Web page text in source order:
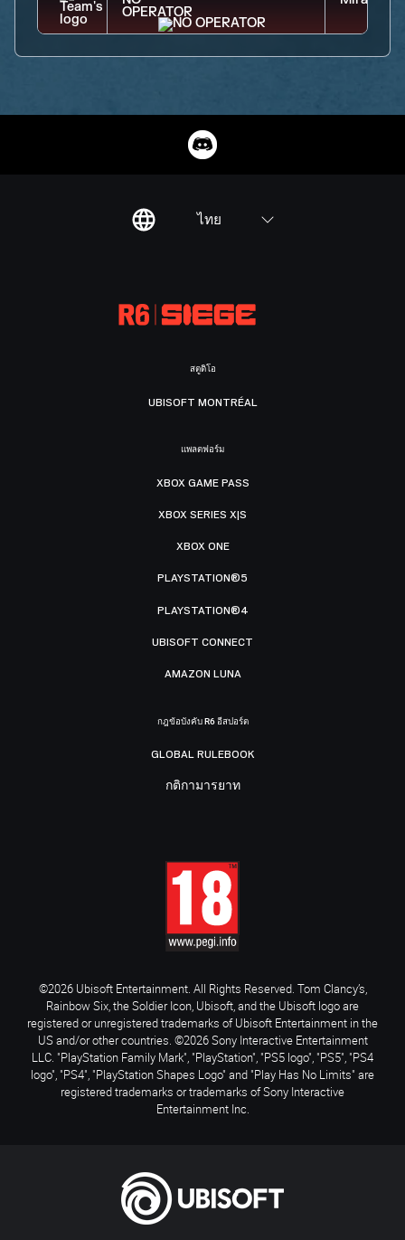
ไทย
สตูดิโอ
UBISOFT MONTRÉAL
แพลตฟอร์ม
XBOX GAME PASS
XBOX SERIES X|S
XBOX ONE
PLAYSTATION®5
PLAYSTATION®4
UBISOFT CONNECT
AMAZON LUNA
กฎข้อบังคับ R6 อีสปอร์ต
GLOBAL RULEBOOK
กติกามารยาท
©2026 Ubisoft Entertainment. All Rights Reserved. Tom Clancy’s,
Rainbow Six, the Soldier Icon, Ubisoft, and the Ubisoft logo are
registered or unregistered trademarks of Ubisoft Entertainment in the
US and/or other countries. ©2026 Sony Interactive Entertainment
LLC. "PlayStation Family Mark", "PlayStation", "PS5 logo", "PS5", "PS4
logo", "PS4", "PlayStation Shapes Logo" and "Play Has No Limits" are
registered trademarks or trademarks of Sony Interactive
Entertainment Inc.